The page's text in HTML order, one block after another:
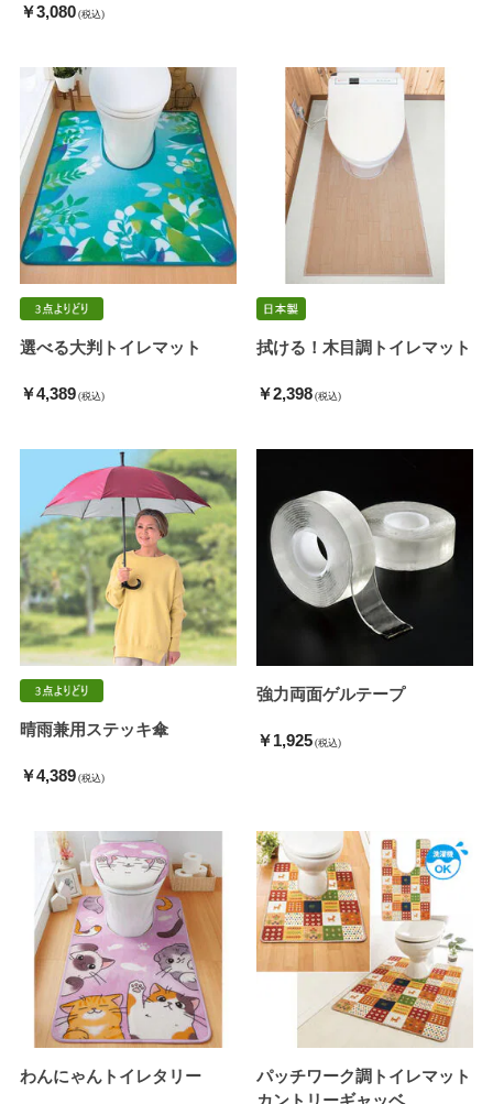
￥3,080 (税込)
選べる大判トイレマット
￥4,389 (税込)
拭ける！木目調トイレマット
￥2,398 (税込)
晴雨兼用ステッキ傘
￥4,389 (税込)
強力両面ゲルテープ
￥1,925 (税込)
わんにゃんトイレタリー
パッチワーク調トイレマット
カントリーギャッベ